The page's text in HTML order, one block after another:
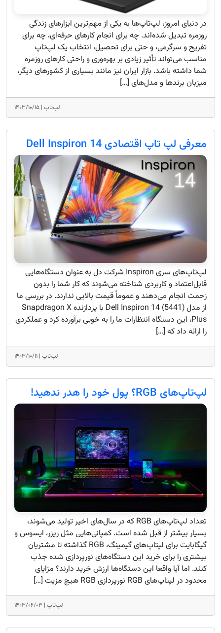
در دنیای امروز، لپ‌تاپ‌ها به یکی از مهم‌ترین ابزارهای زندگی
روزمره تبدیل شده‌اند. چه برای انجام کارهای حرفه‌ای، چه برای
تفریح و سرگرمی، و حتی برای تحصیل، انتخاب یک لپ‌تاپ
مناسب می‌تواند تأثیر زیادی بر بهره‌وری و راحتی کارهای روزمره
شما داشته باشد. بازار ایران نیز مانند بسیاری از کشورهای دیگر،
میزبان برندها و مدل‌های […]
لپ‌تاپ | ۱۴۰۳/۱۰/۱۵
معرفی لپ تاپ اقتصادی Dell Inspiron 14
لپ‌تاپ‌های سری Inspiron شرکت دل به عنوان دستگاه‌هایی
قابل‌اعتماد و کاربردی شناخته می‌شوند که کار شما را بدون
زحمت انجام می‌دهند و عموماً قیمت بالایی ندارند. در بررسی ما
از مدل Dell Inspiron 14 (5441) با پردازنده Snapdragon X
Plus، این دستگاه انتظارات ما را به خوبی برآورده کرد و عملکردی
را ارائه داد که […]
لپ‌تاپ | ۱۴۰۳/۱۰/۱۱
لپ‌تاپ‌های RGB؟ پول خود را هدر ندهید!
تعداد لپ‌تاپ‌های RGB که در سال‌های اخیر تولید می‌شوند،
بسیار بیشتر از قبل شده است. کمپانی‌هایی مثل ریزر، ایسوس و
گیگابایت برای لپتاپ‌های گیمینگ، RGB گذاشته تا مشتریان
بیشتری را برای خرید این دستگاه‌های نورپردازی شده جذب
کنند. اما آیا واقعا این دستگاه‌ها ارزش خرید دارند؟ مزایای
محدود در لپتاپ‌های RGB نورپردازی RGB هیچ مزیت […]
لپ‌تاپ | ۱۴۰۳/۰۶/۰۳